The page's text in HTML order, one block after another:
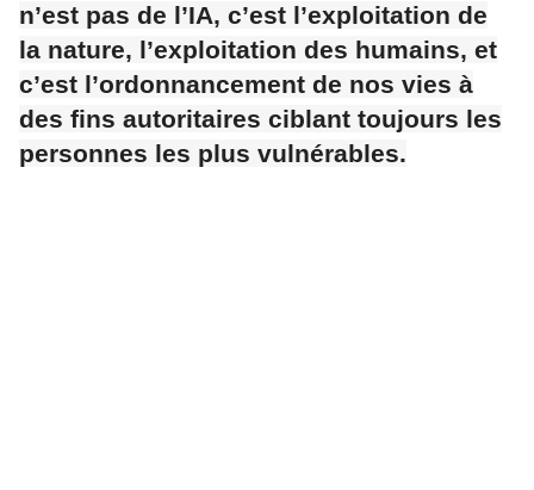
n’est pas de l’IA, c’est l’exploitation de
la nature, l’exploitation des humains, et
c’est l’ordonnancement de nos vies à
des fins autoritaires ciblant toujours les
personnes les plus vulnérables.